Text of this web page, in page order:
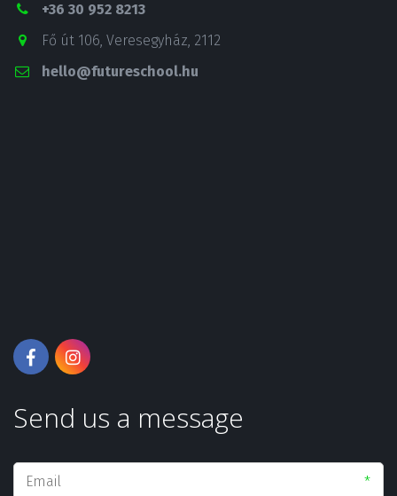
+36 30 952 8213
Fő út 106, Veresegyház, 2112
hello@futureschool.hu
Send us a message
*